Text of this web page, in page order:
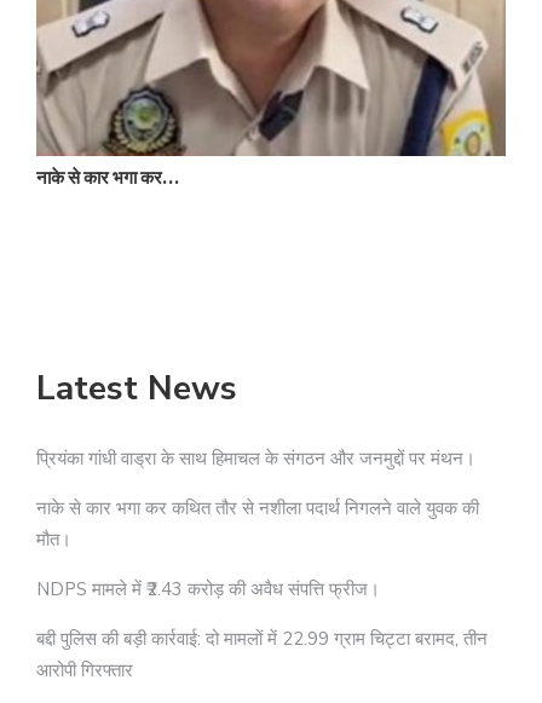
नाके से कार भगा कर…
Latest News
प्रियंका गांधी वाड्रा के साथ हिमाचल के संगठन और जनमुद्दों पर मंथन।
नाके से कार भगा कर कथित तौर से नशीला पदार्थ निगलने वाले युवक की
मौत।
NDPS मामले में ₹2.43 करोड़ की अवैध संपत्ति फ्रीज।
बद्दी पुलिस की बड़ी कार्रवाई: दो मामलों में 22.99 ग्राम चिट्टा बरामद, तीन
आरोपी गिरफ्तार